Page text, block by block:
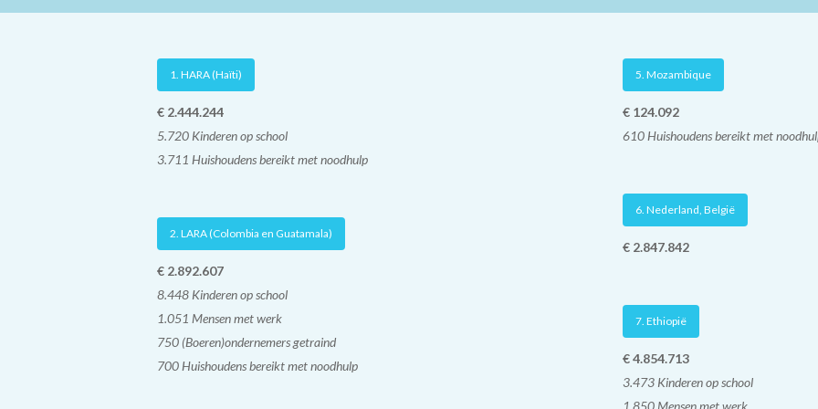
1. HARA (Haïti)
€ 2.444.244
5.720 Kinderen op school
3.711 Huishoudens bereikt met noodhulp
2. LARA (Colombia en Guatamala)
€ 2.892.607
8.448 Kinderen op school
1.051 Mensen met werk
750 (Boeren)ondernemers getraind
700 Huishoudens bereikt met noodhulp
5. Mozambique
€ 124.092
610 Huishoudens bereikt met
6. Nederland, België
€ 2.847.842
7. Ethiopië
€ 4.854.713
3.473 Kinderen op school
1.850 Mensen met werk